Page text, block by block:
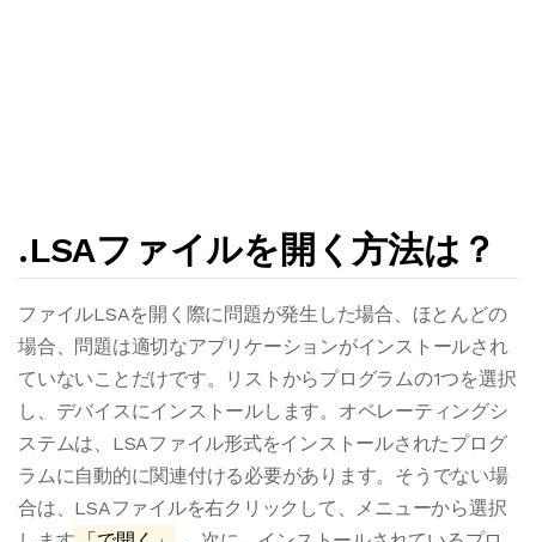
.LSAファイルを開く方法は？
ファイルLSAを開く際に問題が発生した場合、ほとんどの
場合、問題は適切なアプリケーションがインストールされ
ていないことだけです。リストからプログラムの1つを選択
し、デバイスにインストールします。オペレーティングシ
ステムは、LSAファイル形式をインストールされたプログ
ラムに自動的に関連付ける必要があります。そうでない場
合は、LSAファイルを右クリックして、メニューから選択